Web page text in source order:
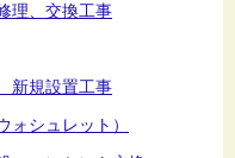
理、交換工事
新規設置工事
ォシュレット）